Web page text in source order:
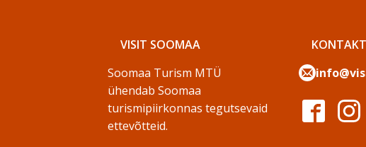
VISIT SOOMAA
Soomaa Turism MTÜ
ühendab Soomaa
turismipiirkonnas tegutsevaid
ettevõtteid.
KONTAKT